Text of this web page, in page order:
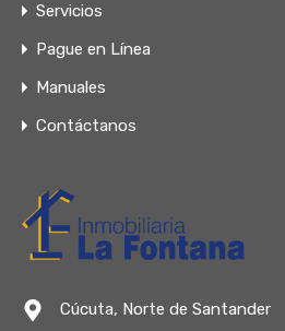
Servicios
Pague en Línea
Manuales
Contáctanos
Cúcuta, Norte de Santander